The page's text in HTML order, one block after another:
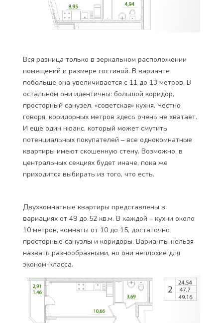
Вся разница только в зеркальном расположении
помещений и размере гостиной. В варианте
побольше она увеличивается с 11 до 13 метров. В
остальном они идентичны: большой коридор,
просторный санузел, «советская» кухня. Честно
говоря, коридорных метров здесь очень не хватает.
И ещё один нюанс, который может смутить
потенциальных покупателей – все однокомнатные
квартиры имеют скошенную стену. Возможно, в
центральных секциях будет иначе, пока же
приходится выбирать из того, что есть.
Двухкомнатные квартиры представлены в
вариациях от 49 до 52 кв.м. В каждой – кухни около
10 метров, комнаты от 10 до 15, достаточно
просторные санузлы и коридоры. Варианты нельзя
назвать разнообразными, но они неплохие для
эконом-класса.